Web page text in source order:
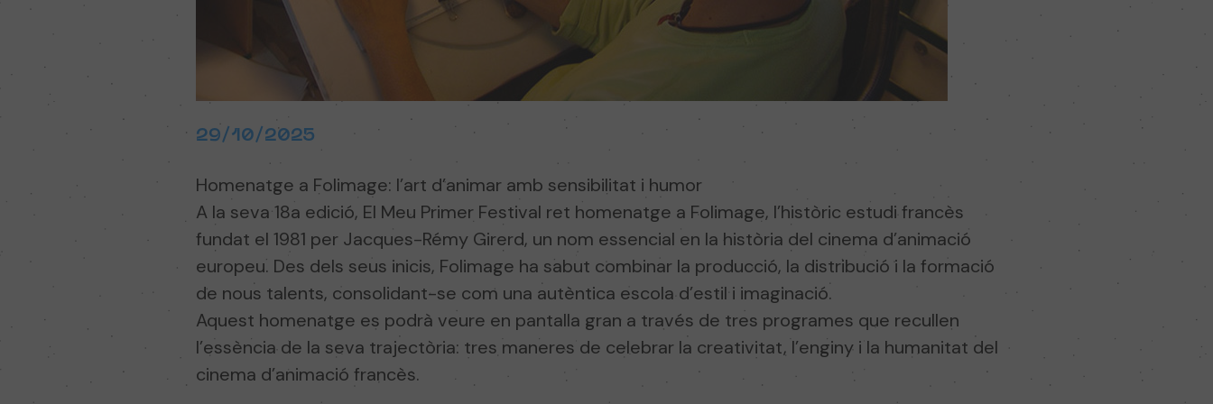
29/10/2025
Homenatge a Folimage: l’art d’animar amb sensibilitat i humor
A la seva 18a edició, El Meu Primer Festival ret homenatge a Folimage, l’històric estudi francès
fundat el 1981 per Jacques-Rémy Girerd, un nom essencial en la història del cinema d’animació
europeu. Des dels seus inicis, Folimage ha sabut combinar la producció, la distribució i la formació
de nous talents, consolidant-se com una autèntica escola d’estil i imaginació.
Aquest homenatge es podrà veure en pantalla gran a través de tres programes que recullen
l’essència de la seva trajectòria: tres maneres de celebrar la creativitat, l’enginy i la humanitat del
cinema d’animació francès.